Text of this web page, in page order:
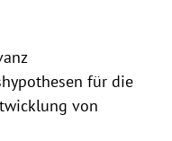
für die
von